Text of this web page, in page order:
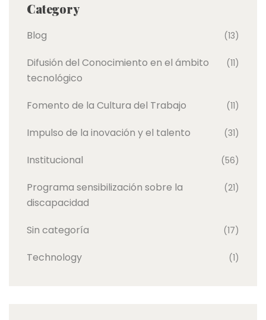
dI ar
Category
Blog (13)
Difusión del Conocimiento en el ámbito
tecnológico
(11)
Fomento de la Cultura del Trabajo (11)
Impulso de la inovación y el talento (31)
Institucional (56)
Programa sensibilización sobre la
discapacidad
(21)
Sin categoría (17)
Technology (1)